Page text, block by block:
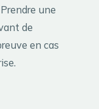
une
de
en cas